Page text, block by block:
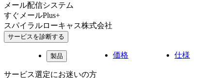
メール配信システム
すぐメールPlus+
スパイラルローキャス株式会社
サービスを診断する
製品 価格 仕様
サービス選定にお迷いの方